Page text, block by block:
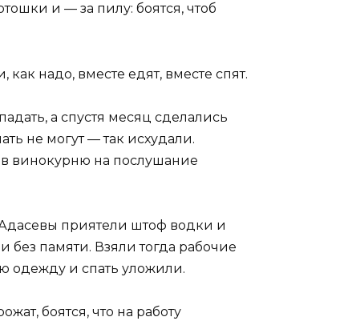
и — за пилу: боятся, чтоб
надо, вместе едят, вместе спят.
а спустя месяц сделались
не могут — так исхудали.
винокурню на послушание
приятели штоф водки и
без памяти. Взяли тогда рабочие
одежду и спать уложили.
боятся, что на работу